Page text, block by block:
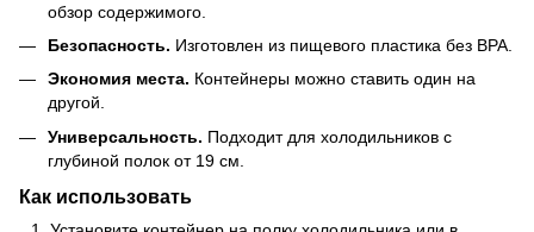
обзор содержимого.
Безопасность. Изготовлен из пищевого пластика без BPA.
Экономия места. Контейнеры можно ставить один на
другой.
Универсальность. Подходит для холодильников с
глубиной полок от 19 см.
Как использовать